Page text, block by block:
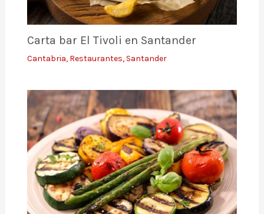
Carta bar El Tivoli en Santander
Cantabria, Restaurantes, Santander